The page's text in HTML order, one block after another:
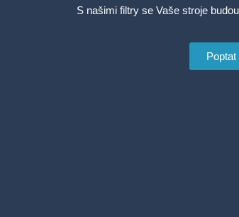
S našimi filtry se Vaše stroje